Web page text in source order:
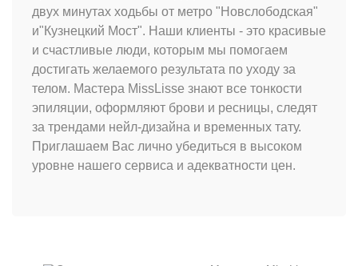
двух минутах ходьбы от метро "Новслободская"
и"Кузнецкий Мост". Наши клиенты - это красивые
и счастливые люди, которым мы помогаем
достигать желаемого результата по уходу за
телом. Мастера MissLisse знают все тонкости
эпиляции, оформляют брови и ресницы, следят
за трендами нейл-дизайна и временных тату.
Приглашаем Вас лично убедиться в высоком
уровне нашего сервиса и адекватности цен.